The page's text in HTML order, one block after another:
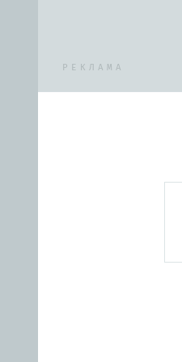
РЕКЛАМА